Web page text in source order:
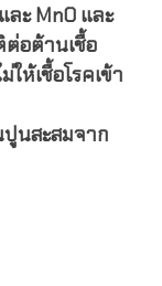
ละ MnO และ
อต้านเชื้อ
ห้เชื้อโรคเข้า
นสะสมจาก